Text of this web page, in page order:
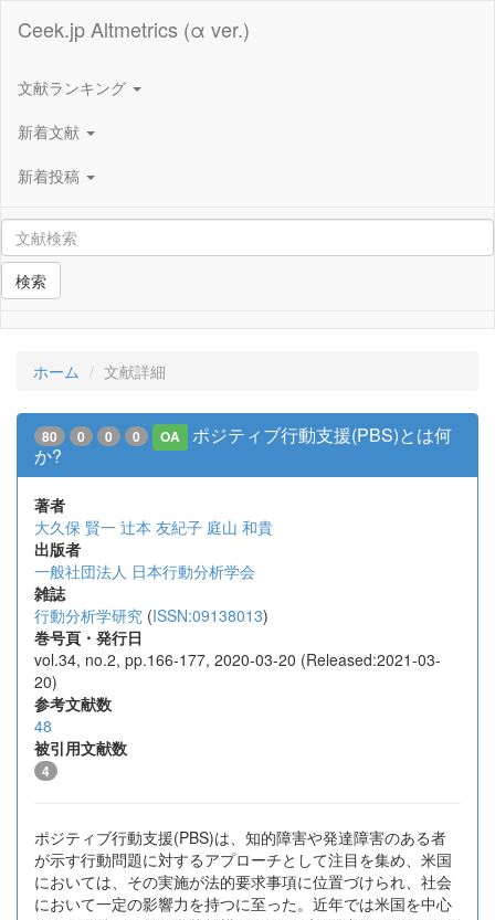
Ceek.jp Altmetrics (α ver.)
文献ランキング
新着文献
新着投稿
検索
ホーム 文献詳細
80 0 0 0 OA
ポジティブ行動支援(PBS)とは何
か?
著者
大久保 賢一 辻本 友紀子 庭山 和貴
出版者
一般社団法人 日本行動分析学会
雑誌
行動分析学研究 (ISSN:09138013)
巻号頁・発行日
vol.34, no.2, pp.166-177, 2020-03-20 (Released:2021-03-
20)
参考文献数
48
被引用文献数
4
ポジティブ行動支援(PBS)は、知的障害や発達障害のある者
が示す行動問題に対するアプローチとして注目を集め、米国
においては、その実施が法的要求事項に位置づけられ、社会
において一定の影響力を持つに至った。近年では米国を中心